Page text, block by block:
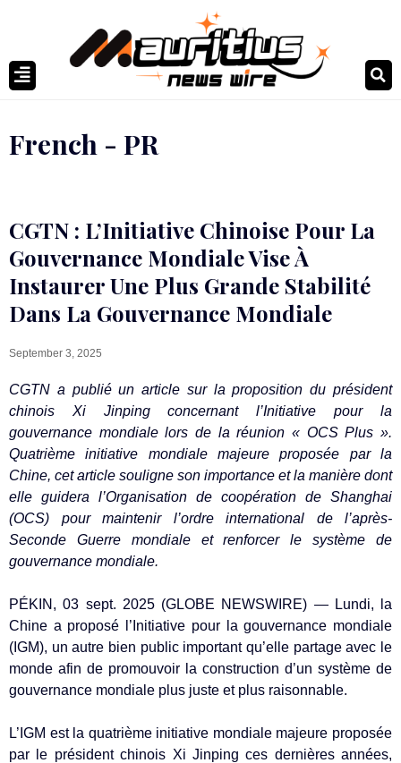
French - PR
CGTN : L’Initiative Chinoise Pour La
Gouvernance Mondiale Vise À
Instaurer Une Plus Grande Stabilité
Dans La Gouvernance Mondiale
September 3, 2025
CGTN a publié un article sur la proposition du président
chinois Xi Jinping concernant l’Initiative pour la
gouvernance mondiale lors de la réunion « OCS Plus ».
Quatrième initiative mondiale majeure proposée par la
Chine, cet article souligne son importance et la manière dont
elle guidera l’Organisation de coopération de Shanghai
(OCS) pour maintenir l’ordre international de l’après-
Seconde Guerre mondiale et renforcer le système de
gouvernance mondiale.
PÉKIN, 03 sept. 2025 (GLOBE NEWSWIRE) — Lundi, la
Chine a proposé l’Initiative pour la gouvernance mondiale
(IGM), un autre bien public important qu’elle partage avec le
monde afin de promouvoir la construction d’un système de
gouvernance mondiale plus juste et plus raisonnable.
L’IGM est la quatrième initiative mondiale majeure proposée
par le président chinois Xi Jinping ces dernières années,